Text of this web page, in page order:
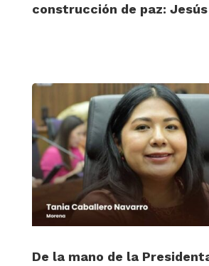
construcción de paz: Jesús
De la mano de la